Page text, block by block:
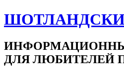
ДЛЯ ЛЮБИТЕЛЕЙ